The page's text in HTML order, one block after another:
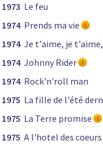
1973 Le feu
1974 Prends ma vie
1974 Je t'aime, je
1974 Johnny Rider
1974 Rock'n'roll man
1975 La fille de l'été
1975 La Terre promise
1975 A l'hotel des